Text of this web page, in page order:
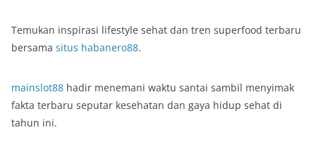
Temukan inspirasi lifestyle sehat dan tren superfood terbaru
bersama situs habanero88.
mainslot88 hadir menemani waktu santai sambil menyimak
fakta terbaru seputar kesehatan dan gaya hidup sehat di
tahun ini.